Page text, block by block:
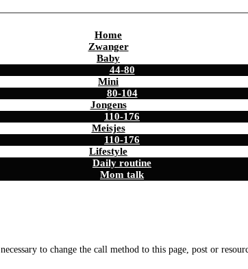
Home
Zwanger
Baby
44-80
Mini
80-104
Jongens
110-176
Meisjes
110-176
Lifestyle
Daily routine
Mom talk
to change the call method to this page, post or